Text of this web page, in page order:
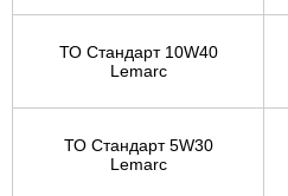
ТО Стандарт 10W40
Lemarc
ТО Стандарт 5W30
Lemarc